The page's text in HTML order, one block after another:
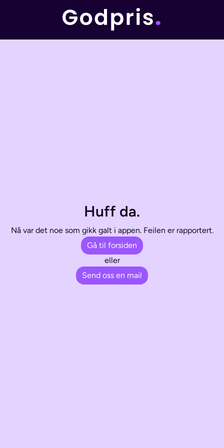
Huff da.
Nå var det noe som gikk galt i appen. Feilen er rapportert.
Gå til forsiden
eller
Send oss en mail